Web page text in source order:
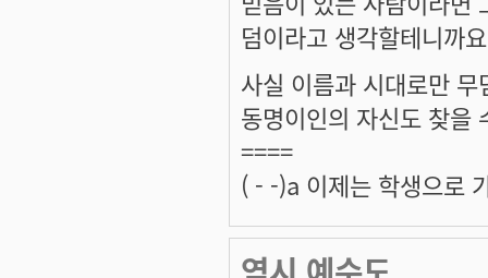
덤이라고 생각할테니까
사실 이름과 시대로만
동명이인의 자신도 찾을
====
( - -)a 이제는 학생으로